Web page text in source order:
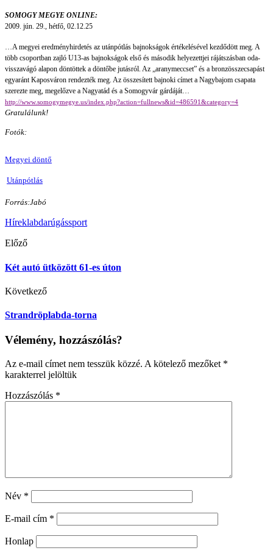
SOMOGY MEGYE ONLINE:
2009. jún. 29., hétfő, 02.12.25
…A megyei eredményhirdetés az utánpótlás bajnokságok értékelésével kezdődött meg. A
több csoportban zajló U13-as bajnokságok első és második helyezettjei rájátszásban oda-
visszavágó alapon döntöttek a döntőbe jutásról. Az „aranymeccset” és a bronzösszecsapást
egyaránt Kaposváron rendezték meg. Az összesített bajnoki címet a Nagybajom csapata
szerezte meg, megelőzve a Nagyatád és a Somogyvár gárdáját…
http://www.somogymegye.us/index.php?action=fullnews&id=486591&category=4
Gratulálunk!
Fotók:
Megyei döntő
Utánpótlás
Forrás:Jabó
Híreklabdarúgássport
Előző
Két autó ütközött 61-es úton
Következő
Strandröplabda-torna
Vélemény, hozzászólás?
Az e-mail címet nem tesszük közzé. A kötelező mezőket *
karakterrel jelöltük
Hozzászólás *
Név *
E-mail cím *
Honlap